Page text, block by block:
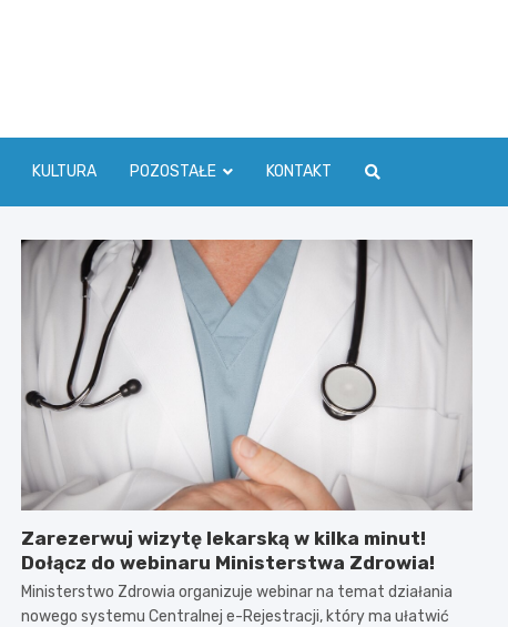
KULTURA POZOSTAŁE KONTAKT
Zarezerwuj wizytę lekarską w kilka minut!
Dołącz do webinaru Ministerstwa Zdrowia!
Ministerstwo Zdrowia organizuje webinar na temat działania
nowego systemu Centralnej e-Rejestracji, który ma ułatwić